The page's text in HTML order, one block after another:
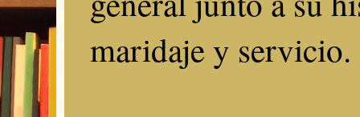
maridaje y servicio.